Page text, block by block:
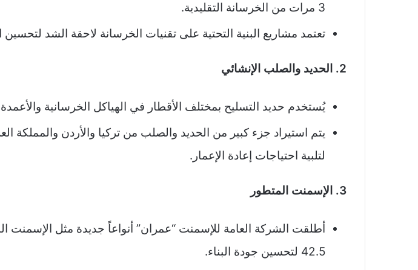
3 مرات من الخرسانة التقليدية.
تعتمد مشاريع البنية التحتية على تقنيات الخرسانة لاحقة الشد لتحسين
2. الحديد والصلب الإنشائي
يُستخدم حديد التسليح بمختلف الأقطار في الهياكل الخرسانية
يتم استيراد جزء كبير من الحديد والصلب من تركيا والأردن والمملكة
لتلبية احتياجات إعادة الإعمار.
3. الإسمنت المتطور
أطلقت الشركة العامة للإسمنت “عمران” أنواعاً جديدة مثل الإسمنت
42.5 لتحسين جودة البناء.